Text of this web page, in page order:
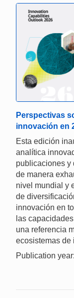
Perspectivas
innovación en
Esta edición
analítica
publicaciones y
de manera
nivel mundial y
de
innovación en
las
una referencia
ecosistemas de
Publication